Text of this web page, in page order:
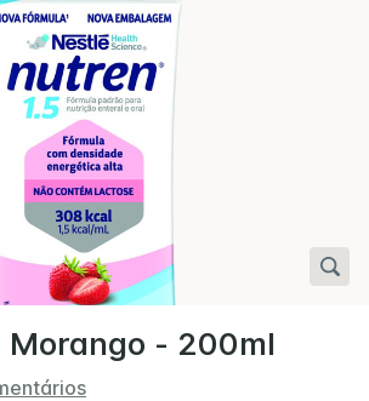
Morango - 200ml